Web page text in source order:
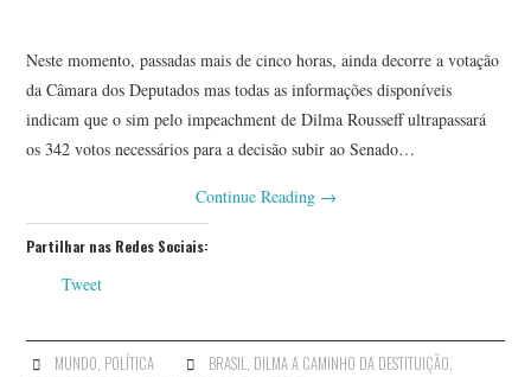
Neste momento, passadas mais de cinco horas, ainda decorre a votação
da Câmara dos Deputados mas todas as informações disponíveis
indicam que o sim pelo impeachment de Dilma Rousseff ultrapassará
os 342 votos necessários para a decisão subir ao Senado…
Continue Reading →
Partilhar nas Redes Sociais:
Tweet
MUNDO, POLÍTICA BRASIL, DILMA A CAMINHO DA DESTITUIÇÃO,